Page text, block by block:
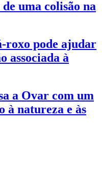
uma colisão na
roxo pode ajudar
associada à
a Ovar com um
à natureza e às